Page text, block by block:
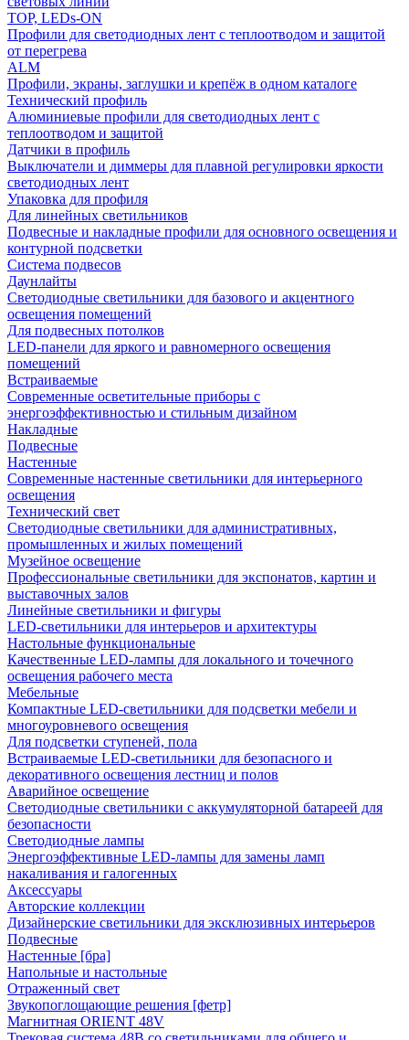
TOP, LEDs-ON
Профили для светодиодных лент с теплоотводом и защитой
от перегрева
ALM
Профили, экраны, заглушки и крепёж в одном каталоге
Технический профиль
Алюминиевые профили для светодиодных лент с
теплоотводом и защитой
Датчики в профиль
Выключатели и диммеры для плавной регулировки яркости
светодиодных лент
Упаковка для профиля
Для линейных светильников
Подвесные и накладные профили для основного освещения и
контурной подсветки
Система подвесов
Даунлайты
Светодиодные светильники для базового и акцентного
освещения помещений
Для подвесных потолков
LED-панели для яркого и равномерного освещения
помещений
Встраиваемые
Современные осветительные приборы с
энергоэффективностью и стильным дизайном
Накладные
Подвесные
Настенные
Современные настенные светильники для интерьерного
освещения
Технический свет
Светодиодные светильники для административных,
промышленных и жилых помещений
Музейное освещение
Профессиональные светильники для экспонатов, картин и
выставочных залов
Линейные светильники и фигуры
LED-светильники для интерьеров и архитектуры
Настольные функциональные
Качественные LED-лампы для локального и точечного
освещения рабочего места
Мебельные
Компактные LED-светильники для подсветки мебели и
многоуровневого освещения
Для подсветки ступеней, пола
Встраиваемые LED-светильники для безопасного и
декоративного освещения лестниц и полов
Аварийное освещение
Светодиодные светильники с аккумуляторной батареей для
безопасности
Светодиодные лампы
Энергоэффективные LED-лампы для замены ламп
накаливания и галогенных
Аксессуары
Авторские коллекции
Дизайнерские светильники для эксклюзивных интерьеров
Подвесные
Настенные [бра]
Напольные и настольные
Отраженный свет
Звукопоглощающие решения [фетр]
Магнитная ORIENT 48V